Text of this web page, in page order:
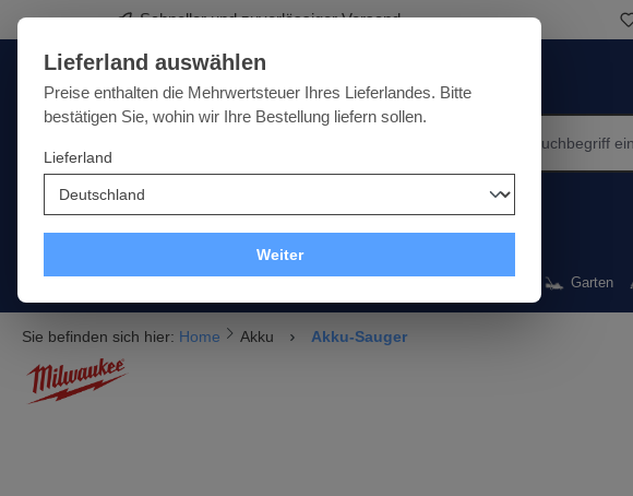
Zur Hauptnavigation springen
Schneller und zuverlässiger Versand
Lieferland: Deutschland
Qualität · Vielfalt · Kompetenz - alles unter einem Dach
Garten
Sie befinden sich hier: Home Akku Akku-Sauger
Lieferland auswählen
Preise enthalten die Mehrwertsteuer Ihres Lieferlandes. Bitte
bestätigen Sie, wohin wir Ihre Bestellung liefern sollen.
Lieferland
Weiter